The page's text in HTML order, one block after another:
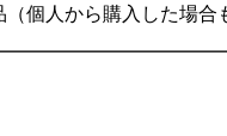
（個人から購入した場合